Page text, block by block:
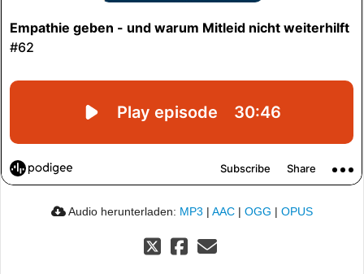
Audio herunterladen: MP3 | AAC | OGG | OPUS